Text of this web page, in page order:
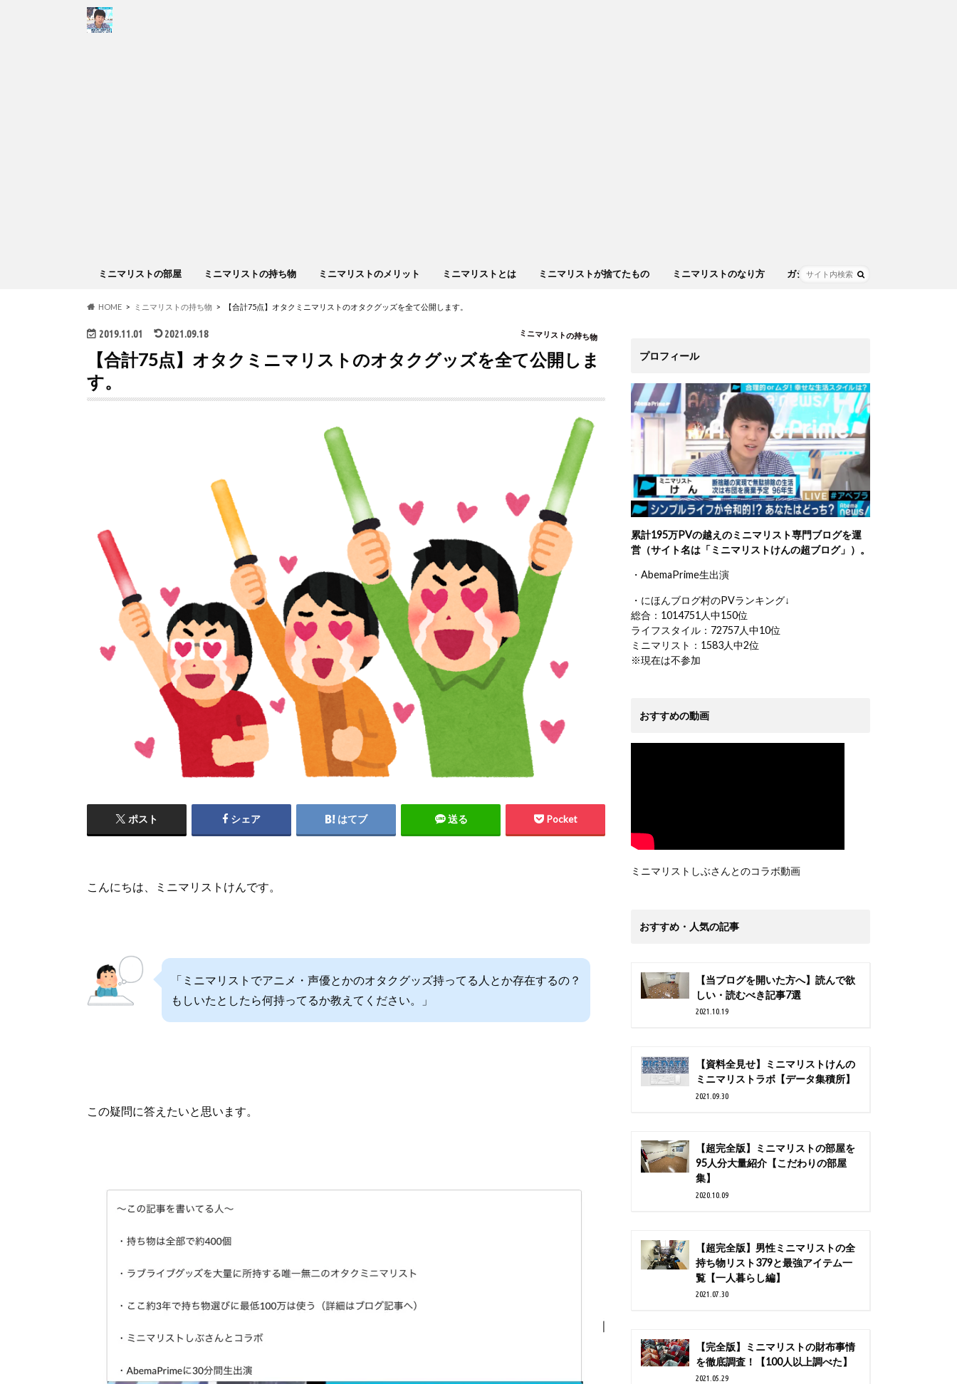
ミニマリストの部屋 ミニマリストの持ち物 ミニマリストのメリット ミニマリストとは ミニマリストが捨てたもの ミニマリストのなり方 ガジェット
HOME ミニマリストの持ち物 【合計75点】オタクミニマリストのオタクグッズを全て公開します。
2019.11.01 2021.09.18 ミニマリストの持ち物
【合計75点】オタクミニマリストのオタクグッズを全て公開しま
す。
ポスト シェア はてブ 送る Pocket
こんにちは、ミニマリストけんです。
「ミニマリストでアニメ・声優とかのオタクグッズ持ってる人とか存在するの？
もしいたとしたら何持ってるか教えてください。」
この疑問に答えたいと思います。
プロフィール
累計195万PVの越えのミニマリスト専門ブログを運
営（サイト名は「ミニマリストけんの超ブログ」）。
・AbemaPrime生出演
・にほんブログ村のPVランキング↓
総合：1014751人中150位
ライフスタイル：72757人中10位
ミニマリスト：1583人中2位
※現在は不参加
おすすめの動画
ミニマリストしぶさんとのコラボ動画
おすすめ・人気の記事
【当ブログを開いた方へ】読んで欲
しい・読むべき記事7選
2021.10.19
【資料全見せ】ミニマリストけんの
ミニマリストラボ【データ集積所】
2021.09.30
【超完全版】ミニマリストの部屋を
95人分大量紹介【こだわりの部屋
集】
2020.10.09
【超完全版】男性ミニマリストの全
持ち物リスト379と最強アイテム一
覧【一人暮らし編】
2021.07.30
【完全版】ミニマリストの財布事情
を徹底調査！【100人以上調べた】
2021.05.29